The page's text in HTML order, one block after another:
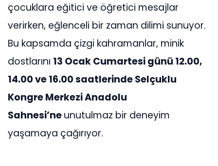
çocuklara eğitici ve öğretici mesajlar
verirken, eğlenceli bir zaman dilimi sunuyor.
Bu kapsamda çizgi kahramanlar, minik
dostlarını 13 Ocak Cumartesi günü 12.00,
14.00 ve 16.00 saatlerinde Selçuklu
Kongre Merkezi Anadolu
Sahnesi’neunutulmaz bir deneyim
yaşamaya çağırıyor.